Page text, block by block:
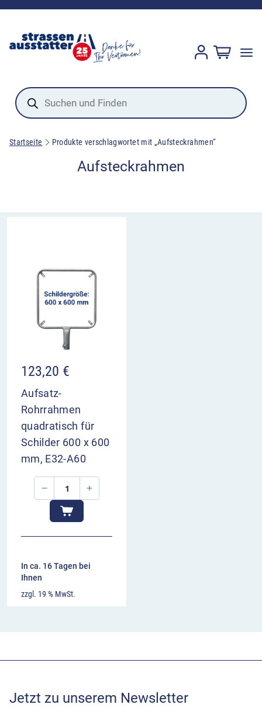
Products
search
Startseite Produkte verschlagwortet mit „Aufsteckrahmen“
Aufsteckrahmen
123,20 €
Aufsatz-
Rohrrahmen
quadratisch für
Schilder 600 x 600
mm, E32-A60
In ca. 16 Tagen bei
Ihnen
zzgl. 19 % MwSt.
Jetzt zu unserem Newsletter